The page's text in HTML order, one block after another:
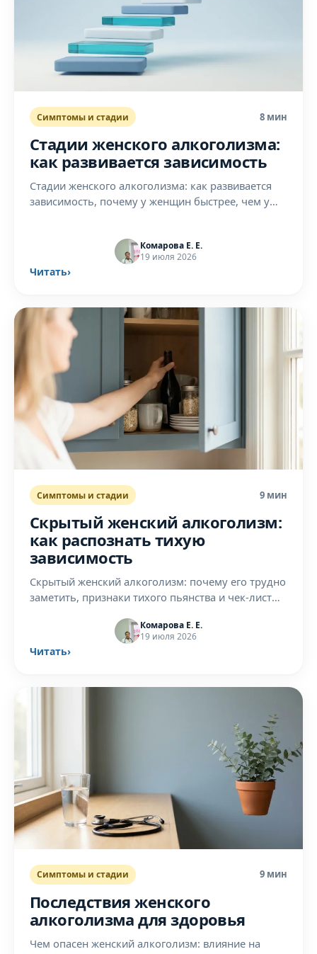
Симптомы и стадии 8 мин
Стадии женского алкоголизма:
как развивается зависимость
Стадии женского алкоголизма: как развивается
зависимость, почему у женщин быстрее, чем у
Комарова Е. Е.
19 июля 2026
Читать›
Симптомы и стадии 9 мин
Скрытый женский алкоголизм:
как распознать тихую
зависимость
Скрытый женский алкоголизм: почему его трудно
заметить, признаки тихого пьянства и чек-лист
Комарова Е. Е.
19 июля 2026
Читать›
Симптомы и стадии 9 мин
Последствия женского
алкоголизма для здоровья
Чем опасен женский алкоголизм: влияние на